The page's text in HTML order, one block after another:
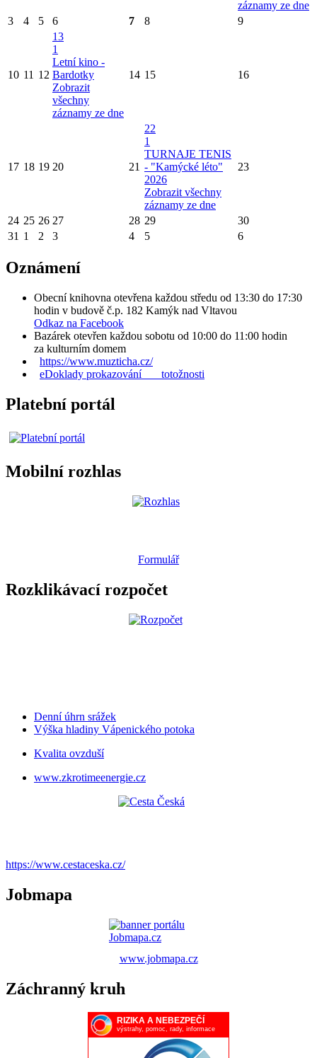
záznamy ze dne
3
4 5 6 7 8 9
10 11 12
13
1
Letní kino -
Bardotky
Zobrazit
všechny
záznamy ze dne
14 15 16
17 18 19 20 21
22
1
TURNAJE TENIS
- "Kamýcké léto"
2026
Zobrazit všechny
záznamy ze dne
23
24 25 26 27 28 29
30
31 1 2 3 4 5 6
Oznámení
Obecní knihovna otevřena každou středu od 13:30 do 17:30
hodin v budově č.p. 182 Kamýk nad Vltavou
Odkaz na Facebook
Bazárek otevřen každou sobotu od 10:00 do 11:00 hodin
za kulturním domem
https://www.muzticha.cz/
eDoklady prokazování totožnosti
Platební portál
Mobilní rozhlas
Formulář
Rozklikávací rozpočet
Denní úhrn srážek
Výška hladiny Vápenického potoka
Kvalita ovzduší
www.zkrotimeenergie.cz
https://www.cestaceska.cz/
Jobmapa
www.jobmapa.cz
Záchranný kruh